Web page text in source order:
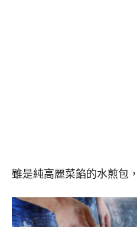
雖是純高麗菜餡的水煎包